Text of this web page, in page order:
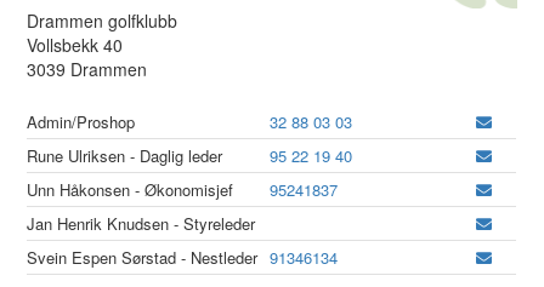
Drammen golfklubb
Vollsbekk 40
3039 Drammen
Admin/Proshop
32 88 03 03
Rune Ulriksen - Daglig leder
95 22 19 40
Unn Håkonsen - Økonomisjef
95241837
Jan Henrik Knudsen - Styreleder
Svein Espen Sørstad - Nestleder 91346134